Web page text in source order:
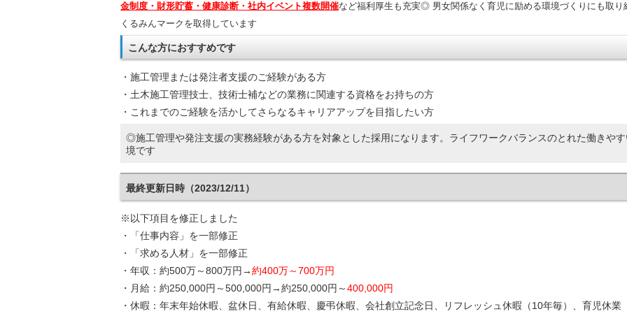
金制度・財形貯蓄・健康診断・社内イベント複数開催など福利厚生も充実◎ 男女関係なく育児に励める環境づくりにも取り
くるみんマークを取得しています
こんな方におすすめです
・施工管理または発注者支援のご経験がある方
・土木施工管理技士、技術士補などの業務に関連する資格をお持ちの方
・ これまでのご経験を活かしてさらなるキャリアアップを目指したい方
◎施工管理や発注支援の実務経験がある方を対象とした採用になります。ライフワークバランスのとれた働きや
境です
最終更新日時（2023/12/11）
※以下項目を修正しました
・「仕事内容」を一部修正
・「求める人材」を一部修正
・年収：約500万～800万円→約400万～700万円
・月給：約250,000円～500,000円→約250,000円～400,000円
・休暇：年末年始休暇、盆休日、有給休暇、慶弔休暇、会社創立記念日、リフレッシュ休暇（10年毎）、育児休業